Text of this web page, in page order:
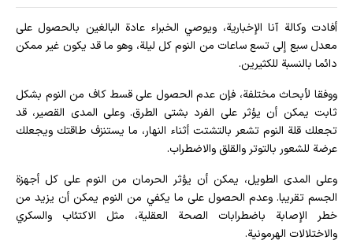
أفادت وکالة آنا الإخباریة، ويوصي الخبراء عادة البالغين بالحصول على
معدل سبع إلى تسع ساعات من النوم كل ليلة، وهو ما قد يكون غير ممكن
دائما بالنسبة للكثيرين.
ووفقا لأبحاث مختلفة، فإن عدم الحصول على قسط كاف من النوم بشكل
ثابت يمكن أن يؤثر على الفرد بشتى الطرق. وعلى المدى القصير، قد
تجعلك قلة النوم تشعر بالتشتت أثناء النهار، ما يستنزف طاقتك ويجعلك
عرضة للشعور بالتوتر والقلق والاضطراب.
وعلى المدى الطويل، يمكن أن يؤثر الحرمان من النوم على كل أجهزة
الجسم تقريبا. وعدم الحصول على ما يكفي من النوم يمكن أن يزيد من
خطر الإصابة باضطرابات الصحة العقلية، مثل الاكتئاب والسكري
والاختلالات الهرمونية.